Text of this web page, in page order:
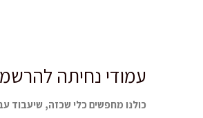
עמודי נחיתה
כולנו מחפשים כלי שכזה, שיעבוד